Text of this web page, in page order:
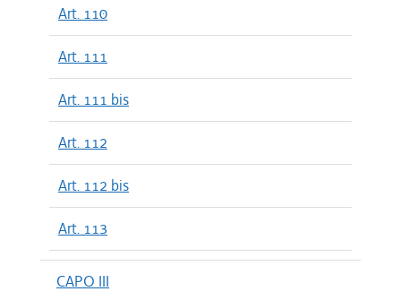
Art. 110
Art. 111
Art. 111 bis
Art. 112
Art. 112 bis
Art. 113
CAPO III